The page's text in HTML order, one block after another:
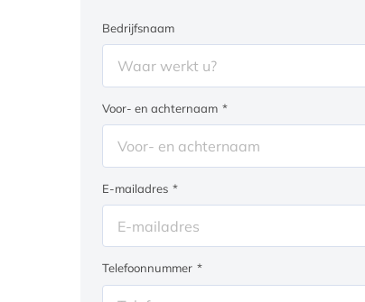
Bedrijfsnaam
Voor- en achternaam *
E-mailadres *
Telefoonnummer *